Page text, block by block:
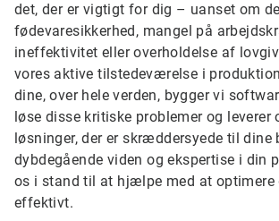
det, der er vigtigt for dig – uanset om
fødevaresikkerhed, mangel på
ineffektivitet eller overholdelse af
vores aktive tilstedeværelse i
dine, over hele verden, bygger vi
løse disse kritiske problemer og leverer
løsninger, der er skræddersyede til dine
dybdegående viden og ekspertise i din
os i stand til at hjælpe med at
effektivt.